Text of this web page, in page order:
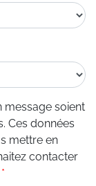
message soient
Ces données
mettre en
contacter